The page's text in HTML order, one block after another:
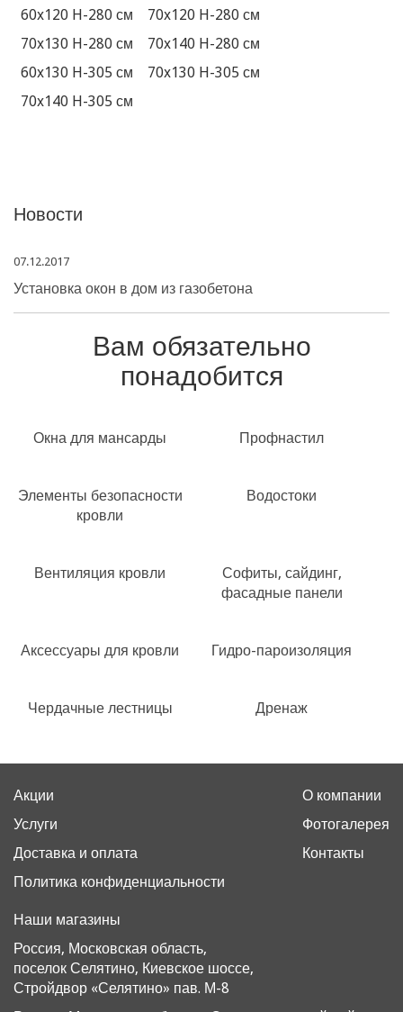
60x120 H-280 см
70x120 H-280 см
70x130 H-280 см
70x140 H-280 см
60x130 H-305 см
70x130 H-305 см
70x140 H-305 см
Новости
07.12.2017
Установка окон в дом из газобетона
Вам обязательно
понадобится
Окна для мансарды Профнастил
Элементы безопасности
кровли
Водостоки
Вентиляция кровли
Софиты, сайдинг,
фасадные панели
Аксессуары для кровли Гидро-пароизоляция
Чердачные лестницы Дренаж
Акции
Услуги
Доставка и оплата
Политика конфиденциальности
О компании
Фотогалерея
Контакты
Наши магазины
Россия, Московская область,
поселок Селятино, Киевское шоссе,
Стройдвор «Селятино» пав. М-8